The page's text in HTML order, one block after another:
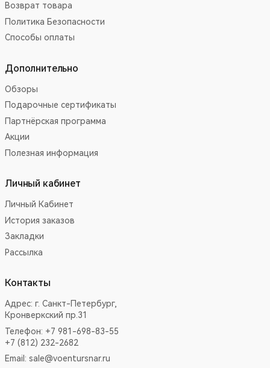
Возврат товара
Политика Безопасности
Способы оплаты
Дополнительно
Обзоры
Подарочные сертификаты
Партнёрская программа
Акции
Полезная информация
Личный кабинет
Личный Кабинет
История заказов
Закладки
Рассылка
Контакты
Адрес: г. Санкт-Петербург,
Кронверкский пр.31
Телефон: +7 981-698-83-55
+7 (812) 232-2682
Email: sale@voentursnar.ru